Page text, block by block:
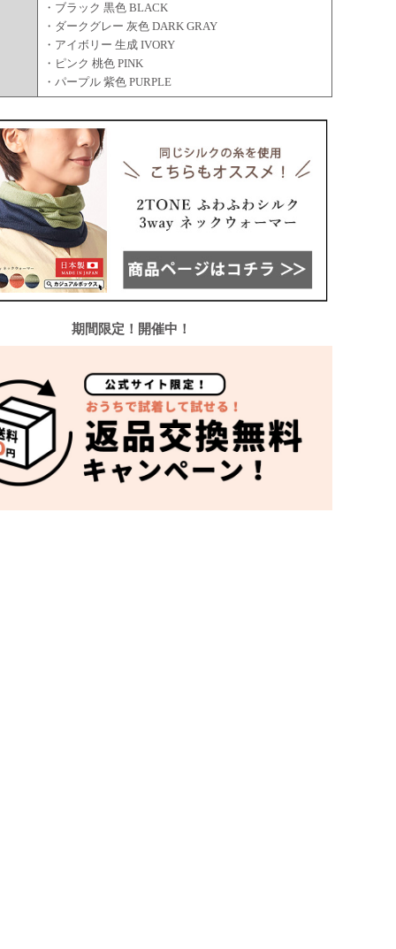
・ブラック 黒色 BLACK
・ダークグレー 灰色 DARK GRAY
・アイボリー 生成 IVORY
・ピンク 桃色 PINK
・パープル 紫色 PURPLE
期間限定！開催中！